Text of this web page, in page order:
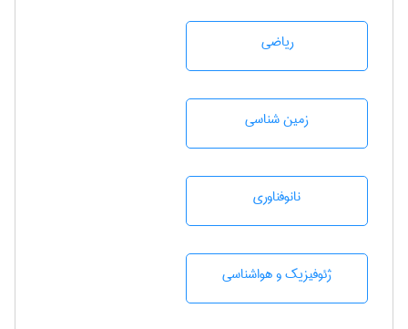
رياضی
زمين شناسی
نانوفناوری
ژئوفيزيك و هواشناسی